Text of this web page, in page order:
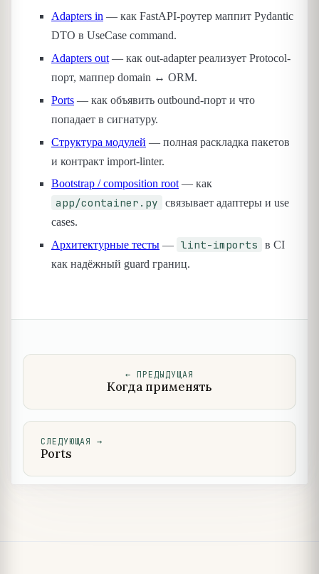
Adapters in — как FastAPI-роутер маппит Pydantic
DTO в UseCase command.
Adapters out — как out-adapter реализует Protocol-
порт, маппер domain ↔ ORM.
Ports — как объявить outbound-порт и что
попадает в сигнатуру.
Структура модулей — полная раскладка пакетов
и контракт import-linter.
Bootstrap / composition root — как
app/container.py
связывает адаптеры и use
cases.
Архитектурные тесты — lint-imports
в CI
как надёжный guard границ.
← ПРЕДЫДУЩАЯ
Когда применять
СЛЕДУЮЩАЯ →
Ports